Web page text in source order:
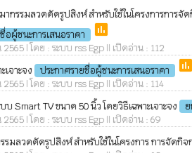
ากรรมลวดดัดรูปสิงห์ สำหรับใช้ในโครงการการ
อผู้ชนะการเสนอราคา poll
| โดย : ระบบ rss Egp || เปิดอ่าน : 112
เจาะจง ประกาศรายชื่อผู้ชนะการเสนอราคา
| โดย : ระบบ rss Egp || เปิดอ่าน : 114
Smart TV ขนาด 50 นิ้ว โดยวิธีเฉพาะเจาะจง
| โดย : ระบบ rss Egp || เปิดอ่าน : 69
มลวดดัดรูปสิงห์ สำหรับใช้ในโครงการ การจัดกิ